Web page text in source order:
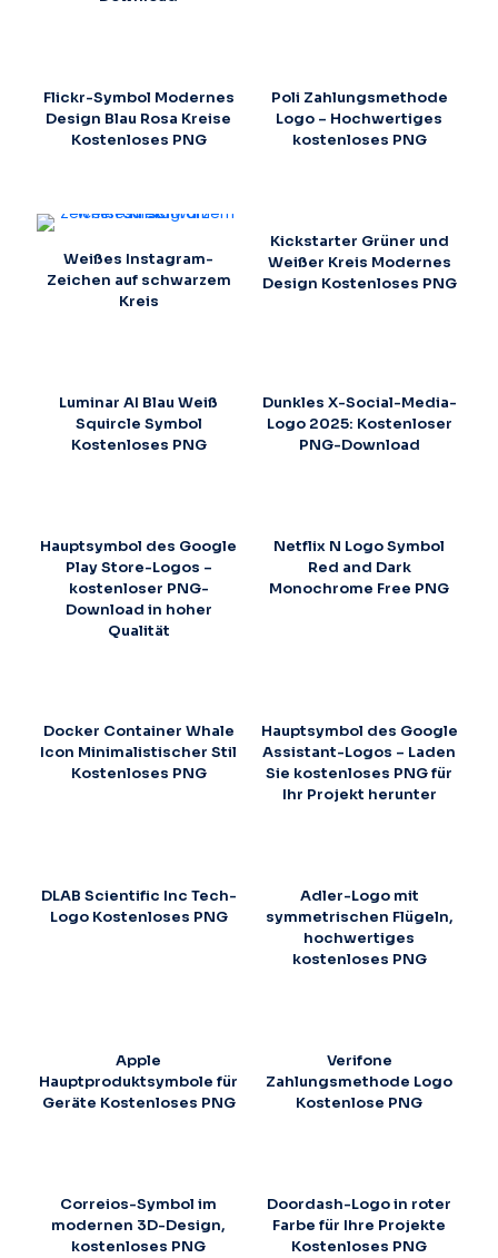
Flickr-Symbol Modernes
Design Blau Rosa Kreise
Kostenloses PNG
Poli Zahlungsmethode
Logo – Hochwertiges
kostenloses PNG
Weißes Instagram-
Zeichen auf schwarzem
Kreis
Kickstarter Grüner und
Weißer Kreis Modernes
Design Kostenloses PNG
Luminar AI Blau Weiß
Squircle Symbol
Kostenloses PNG
Dunkles X-Social-Media-
Logo 2025: Kostenloser
PNG-Download
Hauptsymbol des Google
Play Store-Logos –
kostenloser PNG-
Download in hoher
Qualität
Netflix N Logo Symbol
Red and Dark
Monochrome Free PNG
Docker Container Whale
Icon Minimalistischer Stil
Kostenloses PNG
Hauptsymbol des Google
Assistant-Logos – Laden
Sie kostenloses PNG für
Ihr Projekt herunter
DLAB Scientific Inc Tech-
Logo Kostenloses PNG
Adler-Logo mit
symmetrischen Flügeln,
hochwertiges
kostenloses PNG
Apple
Hauptproduktsymbole für
Geräte Kostenloses PNG
Verifone
Zahlungsmethode Logo
Kostenlose PNG
Correios-Symbol im
modernen 3D-Design,
kostenloses PNG
Doordash-Logo in roter
Farbe für Ihre Projekte
Kostenloses PNG